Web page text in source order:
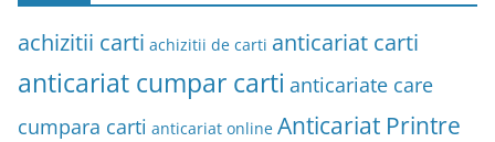
achizitii carti achizitii de carti anticariat carti
anticariat cumpar carti anticariate care
cumpara carti anticariat online Anticariat Printre